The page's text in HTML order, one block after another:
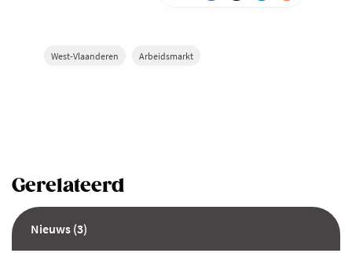
West-Vlaanderen Arbeidsmarkt
Gerelateerd
Nieuws (3)